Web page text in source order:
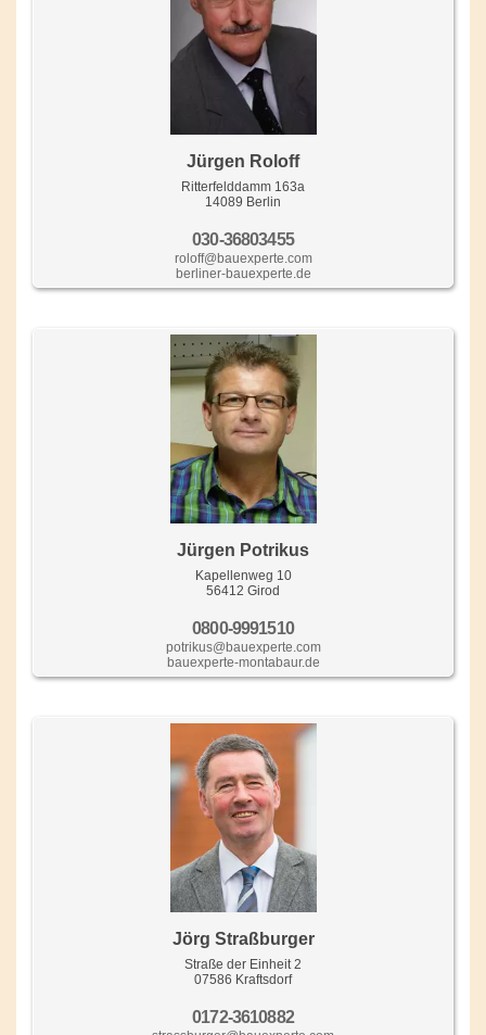
Jürgen Roloff
Ritterfelddamm 163a
14089 Berlin
030-36803455
roloff@bauexperte.com
berliner-bauexperte.de
Jürgen Potrikus
Kapellenweg 10
56412 Girod
0800-9991510
potrikus@bauexperte.com
bauexperte-montabaur.de
Jörg Straßburger
Straße der Einheit 2
07586 Kraftsdorf
0172-3610882